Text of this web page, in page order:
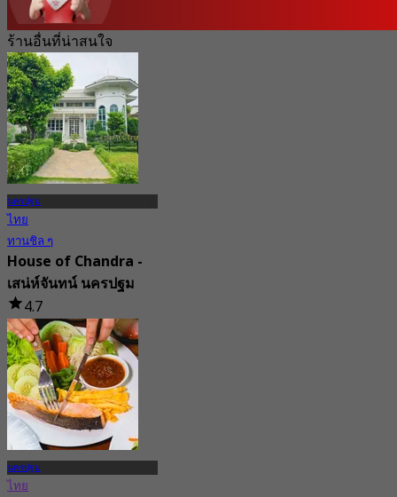
ร้านอื่นที่น่าสนใจ
นครปฐม
ไทย
ทานชิล ๆ
House of Chandra -
เสน่ห์จันทน์ นครปฐม
4.7
20 การจอง
จาก฿ 322.5
นครปฐม
ไทย